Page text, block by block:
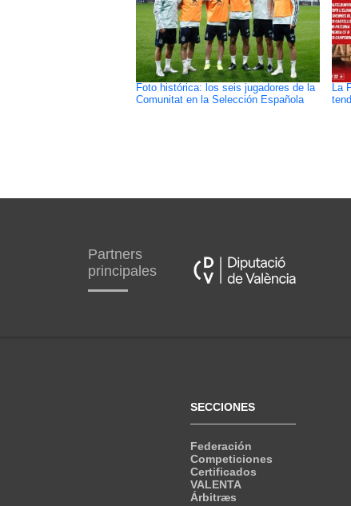
Foto histórica: los seis jugadores de la
Comunitat en la Selección Española
La
Partners
principales
SECCIONES
Federación
Competiciones
Certificados
VALENTA
Árbitræs